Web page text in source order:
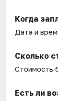
Когда
Дата и
Сколько
Стоимость
Есть ли